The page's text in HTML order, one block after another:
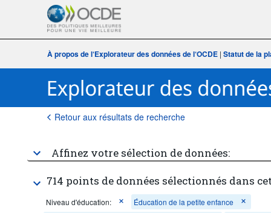
À propos de l‘Explorateur des données de l‘OCDE | Statut de la
Retour aux résultats de recherche
Affinez votre sélection de données:
714 points de données sélectionnés dans
Niveau d'éducation:
Éducation de la petite enfance